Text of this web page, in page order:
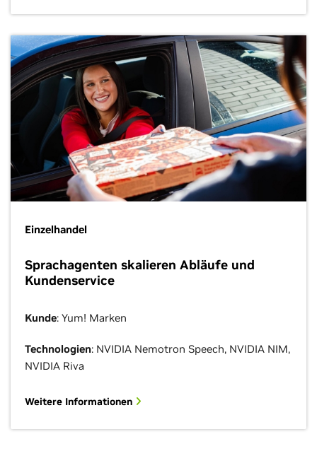
Einzelhandel
Sprachagenten skalieren Abläufe und
Kundenservice
Kunde: Yum! Marken
Technologien: NVIDIA Nemotron Speech, NVIDIA NIM,
NVIDIA Riva
Weitere Informationen